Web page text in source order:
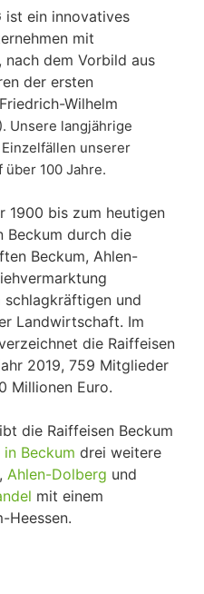
Sie sich jetzt
ist ein innovatives
mit
dem Vorbild aus
der ersten
Wilhelm
Unsere langjährige
unserer
100 Jahre.
1900 bis zum heutigen
Beckum durch die
Beckum, Ahlen-
schlagkräftigen und
Landwirtschaft. Im
die Raiffeisen
2019, 759 Mitglieder
Millionen Euro.
die Raiffeisen Beckum
Beckum drei weitere
, Ahlen-Dolberg und
mit einem
Heessen.